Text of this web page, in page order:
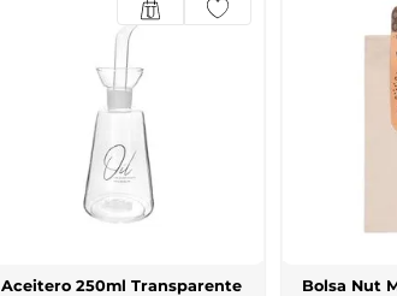
Aceitero 250ml Transparente Bolsa Nut